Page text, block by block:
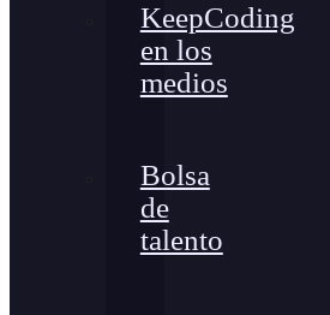
KeepCoding
en los
medios
Bolsa
de
talento